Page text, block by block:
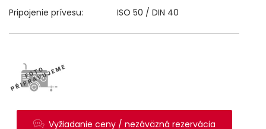
Pripojenie prívesu:
ISO 50 / DIN 40
Vyžiadanie ceny / nezáväzná rezervácia